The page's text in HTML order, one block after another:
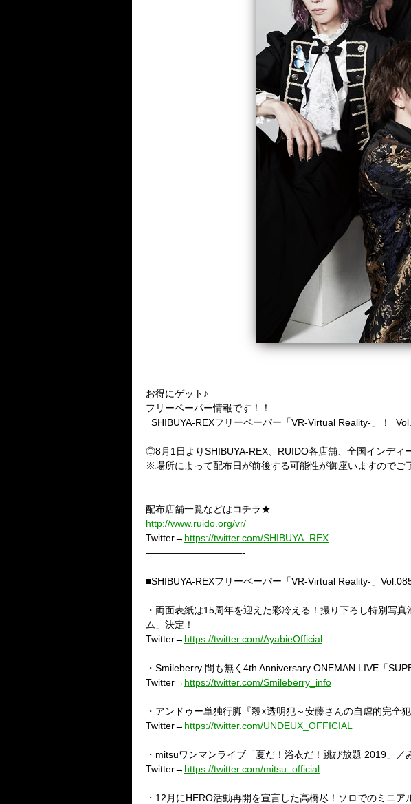
お得にゲット♪
フリーペーパー情報です！！
SHIBUYA-REXフリーペーパー「VR-Virtual Reality-」！
◎8月1日よりSHIBUYA-REX、RUIDO各店舗、全国インディ
※場所によって配布日が前後する可能性が御座いますのでご
配布店舗一覧などはコチラ★
http://www.ruido.org/vr/
Twitter→ https://twitter.com/SHIBUYA_REX
——————————-
■SHIBUYA-REXフリーペーパー「VR-Virtual Reality-」
・両面表紙は15周年を迎えた彩冷える！撮り下ろし特別写
ム」決定！
Twitter→ https://twitter.com/AyabieOfficial
・Smileberry 間も無く4th Anniversary ONEMAN LIVE「
Twitter→ https://twitter.com/Smileberry_info
・アンドゥー単独行脚『殺×透明犯～安藤さんの自虐的完全
Twitter→ https://twitter.com/UNDEUX_OFFICIAL
・mitsuワンマンライブ「夏だ！浴衣だ！跳び放題 2019」
Twitter→ https://twitter.com/mitsu_official
・12月にHERO活動再開を宣言した高橋尽！ソロでのミニ